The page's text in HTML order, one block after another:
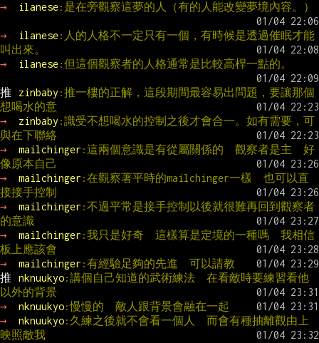
→
ilanese:是在旁觀察這夢的人（有的人能改變夢境內容。）
→ ilanese:人的人格不一定只有一個，有時候是透過催眠才能
叫出來。
→
ilanese:但這個觀察者的人格通常是比較高桿一點的。
推 zinbaby :推一樓的正解，這段期間最容易出問題，要讓那個
想喝水的意
→
zinbaby :識受不想喝水的控制之後才會合一。如有需要，可
與在下聯絡
→
mailchinger :這兩個意識是有從屬關係的  觀察者是主  好
像原本自己
→
mailchinger :在觀察著平時的mailchinger一樣  也可以直
接接手控制
→
mailchinger :不過平常是接手控制以後就很難再回到觀察者
的意識
→
mailchinger :我只是好奇  這樣算是定境的一種嗎  我相信
板上應該會
→
mailchinger :有經驗足夠的先進  可以請教
推
nknuukyo:講個自己知道的武術練法　在看敵時要練習看他
以外的背景
→
nknuukyo:慢慢的　敵人跟背景會融在一起
→
nknuukyo:久練之後就不會看一個人　而會有種抽離觀由上
映照敵我